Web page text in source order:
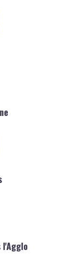
l'Agglo